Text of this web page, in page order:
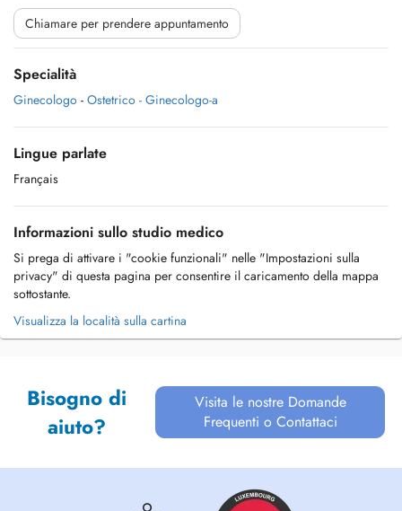
Chiamare per prendere appuntamento
Specialità
Ginecologo - Ostetrico - Ginecologo-a
Lingue parlate
Français
Informazioni sullo studio medico
Si prega di attivare i "cookie funzionali" nelle "Impostazioni sulla
privacy" di questa pagina per consentire il caricamento della mappa
sottostante.
Visualizza la località sulla cartina
Bisogno di
aiuto?
Visita le nostre Domande
Frequenti o Contattaci